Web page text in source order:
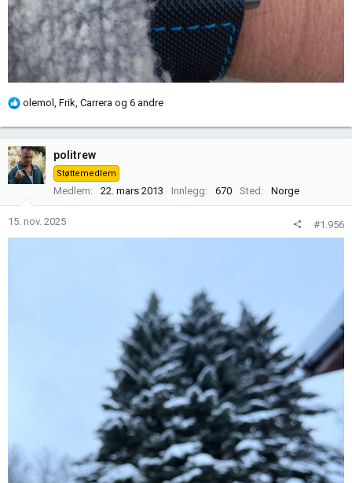
R
k
s
j
e
olemol Frik Carrera og 6 andre
politrew
Støttemedlem
Medlem 22. mars 2013 Innlegg 670 Sted Norge
15. nov. 2025 #1.956